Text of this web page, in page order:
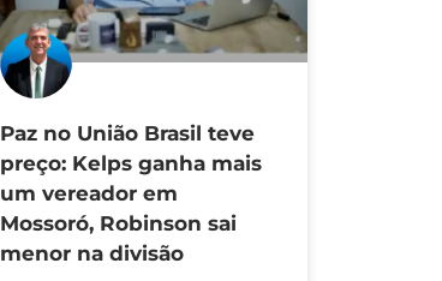
Paz no União Brasil teve
preço: Kelps ganha mais
um vereador em
Mossoró, Robinson sai
menor na divisão